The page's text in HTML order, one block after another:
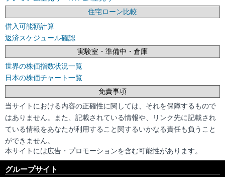
住宅ローン比較
借入可能額計算
返済スケジュール確認
実験室・準備中・倉庫
世界の株価指数状況一覧
日本の株価チャート一覧
免責事項
当サイトにおける内容の正確性に関しては、それを保障するもので
はありません。また、記載されている情報や、リンク先に記載され
ている情報をあなたが利用すること関するいかなる責任も負うこと
ができません。
本サイトには広告・プロモーションを含む可能性があります。
グループサイト